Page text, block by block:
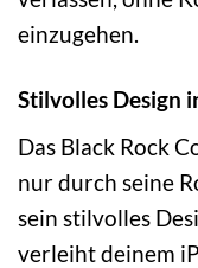
einzugehen.
Stilvolles Design
Das Black Rock
nur durch seine
sein stilvolles
verleiht deinem